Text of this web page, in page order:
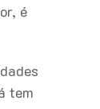
é
tem